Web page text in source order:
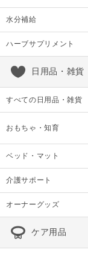
水分補給
ハーブサプリメント
日用品・雑貨
すべての日用品・雑貨
おもちゃ・知育
ベッド・マット
介護サポート
オーナーグッズ
ケア用品